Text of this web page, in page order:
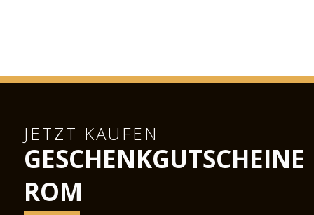
JETZT KAUFEN
GESCHENKGUTSCHEINE
ROM